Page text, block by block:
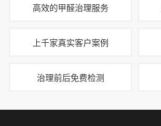
高效的甲醛治理服务
上千家真实客户案例
治理前后免费检测